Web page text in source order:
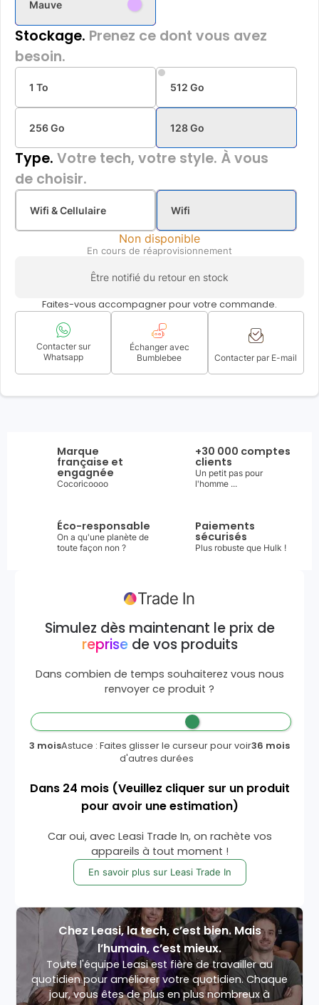
Mauve
Stockage. Prenez ce dont vous avez
besoin.
1 To 512 Go
256 Go 128 Go
Type. Votre tech, votre style. À vous
de choisir.
Wifi & Cellulaire Wifi
Non disponible
En cours de réaprovisionnement
Être notifié du retour en stock
Faites-vous accompagner pour votre commande.
Contacter sur
Whatsapp
Échanger avec
Bumblebee
Contacter par E-mail
Marque
française et
engagnée
Cocoricoooo
+30 000 comptes
clients
Un petit pas pour
l'homme ...
Éco-responsable
On a qu'une planète de
toute façon non ?
Paiements
sécurisés
Plus robuste que Hulk !
Simulez dès maintenant le prix de
reprisede vos produits
Dans combien de temps souhaiterez vous nous
renvoyer ce produit ?
3 moisAstuce : Faites glisser le curseur pour voir
d'autres durées
36 mois
Dans 24 mois (Veuillez cliquer sur un produit
pour avoir une estimation)
Car oui, avec Leasi Trade In, on rachète vos
appareils à tout moment !
En savoir plus sur Leasi Trade In
Chez Leasi, la tech, c’est bien. Mais
l’humain, c’est mieux.
Toute l'équipe Leasi est fière de travailler au
quotidien pour améliorer votre quotidien. Chaque
jour, vous êtes de plus en plus nombreux à